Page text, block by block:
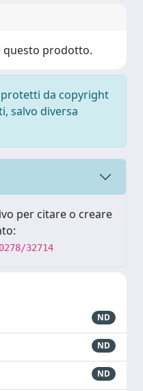
questo prodotto.
protetti da copyright
salvo diversa
per citare o creare
32714
ND
ND
ND